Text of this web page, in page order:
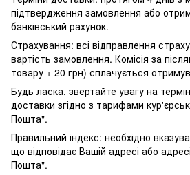
підтвердження замовлення або
банківський рахунок.
Страхування: всі відправлення
вартість замовлення. Комісія за
товару + 20 грн) сплачується
Будь ласка, звертайте увагу на
доставки згідно з тарифами
Пошта".
Правильний індекс: необхідно
що відповідає Вашій адресі або
Пошта".